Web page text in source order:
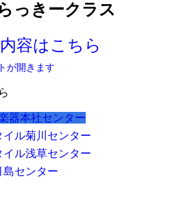
っきークラス
容はこちら
が開きます
器本社センター
イル菊川センター
イル浅草センター
島センター